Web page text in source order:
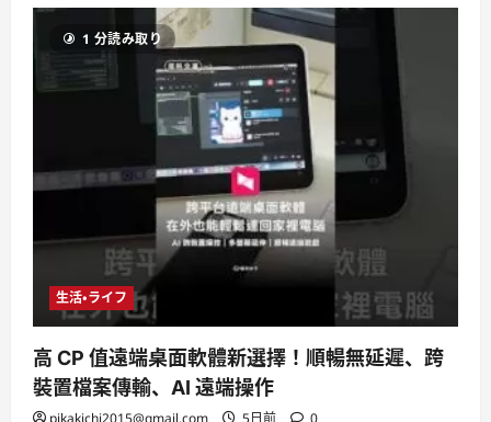
iPad
num
Computador!
に
つ
い
て
さ
ら
読
む
1 分読み取り
生活・ライフ
高 CP 值遠端桌面軟體新選擇！順暢無延遲、跨
裝置檔案傳輸、AI 遠端操作
pikakichi2015@gmail.com 5日前 0